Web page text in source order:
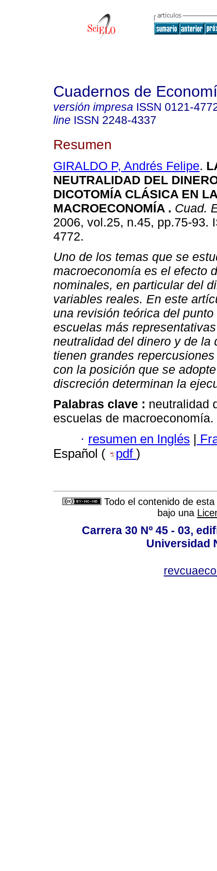
Cuadernos de
versión impresa ISSN 0121-
line ISSN 2248-4337
Resumen
GIRALDO P, Andrés Felipe.
NEUTRALIDAD DEL
DICOTOMÍA CLÁSICA EN LA
MACROECONOMÍA . Cuad.
2006, vol.25, n.45, pp.75-93.
4772.
Uno de los temas que se
macroeconomía es el efecto
nominales, en particular del
variables reales. En este
una revisión teórica del
escuelas más
neutralidad del dinero y de
tienen grandes
con la posición que se
discreción determinan la
Palabras clave : neutralidad
escuelas de macroeconomía.
· resumen en Inglés |
Español (
pdf )
Todo el contenido de
bajo una
Carrera 30 Nº 45 - 03,
Universidad